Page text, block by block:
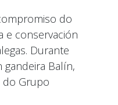
do
e conservación
Durante
gandeira Balín,
do Grupo